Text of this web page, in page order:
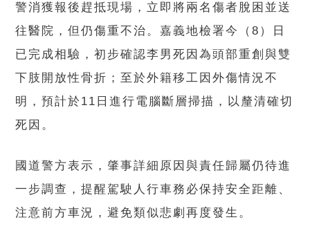
警消獲報後趕抵現場，立即將兩名傷者脫困並送
往醫院，但仍傷重不治。嘉義地檢署今（8）日
已完成相驗，初步確認李男死因為頭部重創與雙
下肢開放性骨折；至於外籍移工因外傷情況不
明，預計於11日進行電腦斷層掃描，以釐清確切
死因。
國道警方表示，肇事詳細原因與責任歸屬仍待進
一步調查，提醒駕駛人行車務必保持安全距離、
注意前方車況，避免類似悲劇再度發生。